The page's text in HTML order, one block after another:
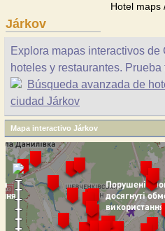
Hotel maps
Járkov
Explora mapas interactivos
hoteles y restaurantes. Prueba
Búsqueda avanzada de
ciudad Járkov
Mapa interactivo Járkov